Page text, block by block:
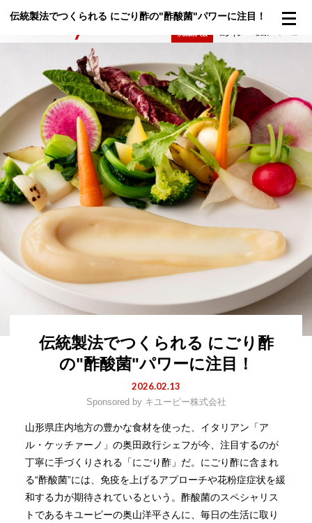
伝統製法でつくられる にごり酢の"酢酸菌"パワーに注目！
伝統製法でつくられる にごり酢
の"酢酸菌"パワーに注目！
2026.02.13
Sponsored by キユーピー株式会社
山形県庄内地方の豊かな食材を使った、イタリアン「ア
ル・ケッチァーノ」の奥田政行シェフが今、注目するのが
丁寧に手づくりされる「にごり酢」だ。にごり酢に含まれ
る“酢酸菌”には、免疫を上げるアプローチや花粉症症状を緩
和する力が期待されているという。酢酸菌のスペシャリス
トであるキユーピーの奥山洋平さんに、毎日の生活に取り